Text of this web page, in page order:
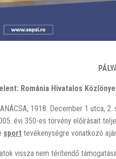
P
Románia Hivatalos
1918. December 1
évi 350-es törvény előírásait
sport tevékenységre vonatkozó
vissza nem térítendő